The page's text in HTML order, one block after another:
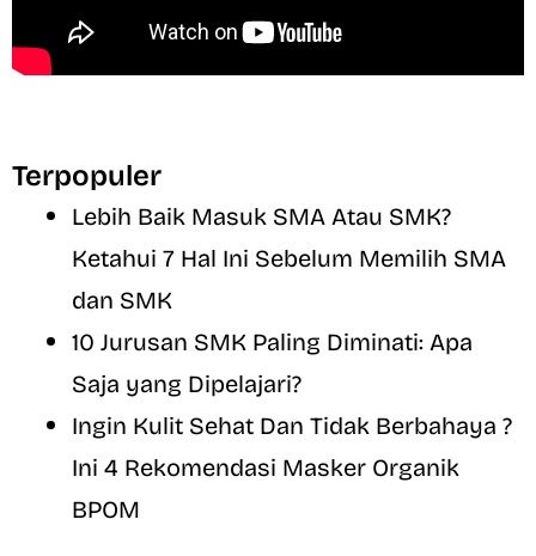
Terpopuler
Lebih Baik Masuk SMA Atau SMK?
Ketahui 7 Hal Ini Sebelum Memilih SMA
dan SMK
10 Jurusan SMK Paling Diminati: Apa
Saja yang Dipelajari?
Ingin Kulit Sehat Dan Tidak Berbahaya ?
Ini 4 Rekomendasi Masker Organik
BPOM